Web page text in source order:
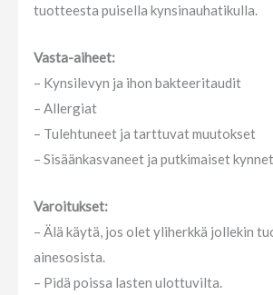
tuotteesta puisella kynsinauhatikulla.
Vasta-aiheet:
– Kynsilevyn ja ihon bakteeritaudit
– Allergiat
– Tulehtuneet ja tarttuvat muutokset
– Sisäänkasvaneet ja putkimaiset kynnet
Varoitukset:
– Älä käytä, jos olet yliherkkä jollekin
ainesosista.
– Pidä poissa lasten ulottuvilta.